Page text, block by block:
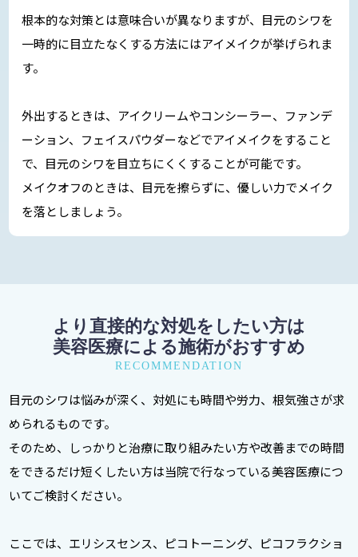
根本的な対策とは意味合いが異なりますが、目元のシワを
一時的に目立たなくする方法にはアイメイクが挙げられま
す。
外出するときは、アイクリームやコンシーラー、ファンデ
ーション、フェイスパウダーなどでアイメイクをすること
で、目元のシワを目立ちにくくすることが可能です。
メイクオフのときは、目元を擦らずに、優しい力でメイク
を落としましょう。
より直接的な対処をしたい方は
美容医療による施術がおすすめ
RECOMMENDATION
目元のシワは悩みが深く、対処にも時間や労力、根気強さが求
められるものです。
そのため、しっかりと治療に取り組みたい方や改善までの時間
をできるだけ短くしたい方は当院で行なっている美容医療につ
いてご検討ください。
ここでは、エリシスセンス、ピコトーニング、ピコフラクショ